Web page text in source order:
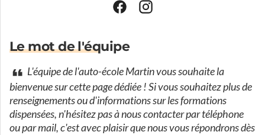
Le mot de l'équipe
L'équipe de l'auto-école Martin vous souhaite la
bienvenue sur cette page dédiée ! Si vous souhaitez plus de
renseignements ou d'informations sur les formations
dispensées, n'hésitez pas à nous contacter par téléphone
ou par mail, c'est avec plaisir que nous vous répondrons dès